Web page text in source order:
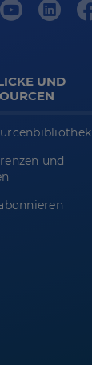
UND
und